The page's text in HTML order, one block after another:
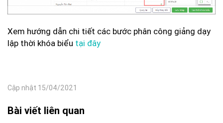
Xem hướng dẫn chi tiết các bước phân công giảng dạy
lập thời khóa biểu tại đây
Cập nhật 15/04/2021
Bài viết liên quan